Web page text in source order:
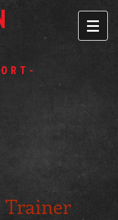
Trainer